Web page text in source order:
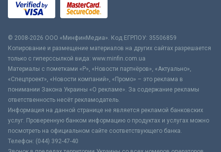
© 2008-2026 ООО «МинфинМедиа». Код ЕГРПОУ: 35506859
Копирование и размещение материалов на других сайтах разрешается
только с гиперссылкой вида: www.minfin.com.ua
Материалы с пометками «Р», «Новости партнёров», «Актуально»,
«Спецпроект», «Новости компаний», «Промо» – это реклама в
понимании Закона Украины «О рекламе». За содержание рекламы
ответственность несёт рекламодатель.
Информация на данной странице не является рекламой банковских
услуг. Проверенную банком информацию о продуктах и услугах можно
посмотреть на официальном сайте соответствующего банка.
Телефон: (044) 392-47-40